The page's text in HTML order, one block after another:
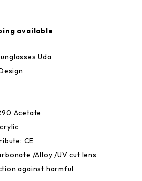
available
Uda
Acetate
CE
/Alloy /UV cut lens
against harmful